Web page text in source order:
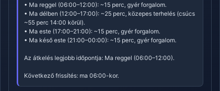
• Ma reggel (06:00–12:00): ~15 perc, gyér forgalom.
• Ma délben (12:00–17:00): ~25 perc, közepes terhelés (csúcs
~55 perc 14:00 körül).
• Ma este (17:00–21:00): ~15 perc, gyér forgalom.
• Ma késő este (21:00–00:00): ~15 perc, gyér forgalom.
Az átkelés legjobb időpontja: Ma reggel (06:00–12:00).
Következő frissítés: ma 06:00-kor.